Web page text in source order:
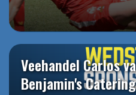
Veehandel Carlos
Benjamin's